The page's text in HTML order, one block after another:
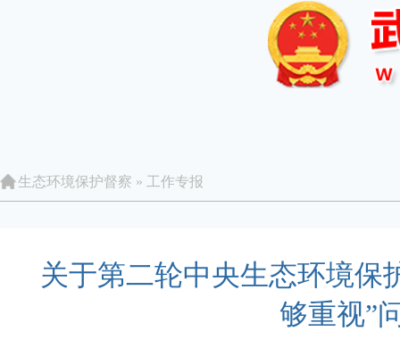
生态环境保护督察 » 工作专报
关于第二轮中央生态环境保
够重视”